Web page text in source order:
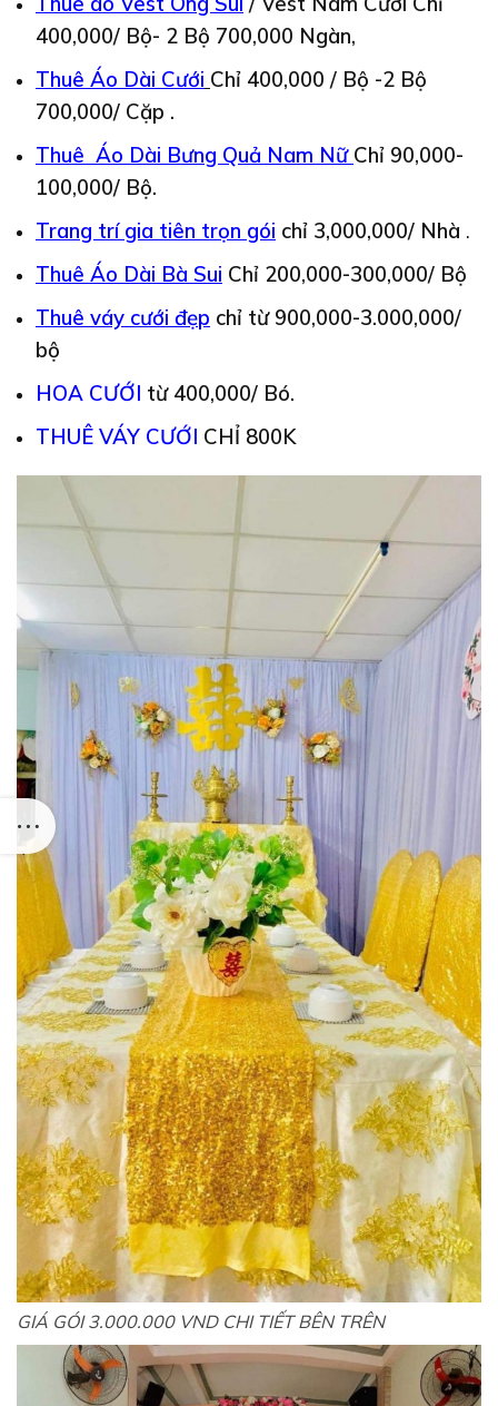
400,000/ Bộ- 2 Bộ 700,000 Ngàn,
Thuê Áo Dài Cưới Chỉ 400,000 / Bộ -2 Bộ
700,000/ Cặp .
Thuê Áo Dài Bưng Quả Nam Nữ Chỉ 90,000-
100,000/ Bộ.
Trang trí gia tiên trọn gói chỉ 3,000,000/ Nhà .
Thuê Áo Dài Bà Sui Chỉ 200,000-300,000/ Bộ
Thuê váy cưới đẹp chỉ từ 900,000-3.000,000/
bộ
HOA CƯỚI từ 400,000/ Bó.
THUÊ VÁY CƯỚI CHỈ 800K
GIÁ GÓI 3.000.000 VND CHI TIẾT BÊN TRÊN